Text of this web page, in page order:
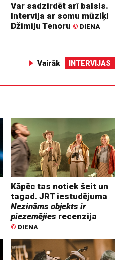
Var sadzirdēt arī balsis.
Intervija ar somu mūziķi
Džimiju Tenoru © DIENA
Vairāk INTERVIJAS
Kāpēc tas notiek šeit un
tagad. JRT iestudējuma
Nezināms objekts ir
piezemējies recenzija
© DIENA